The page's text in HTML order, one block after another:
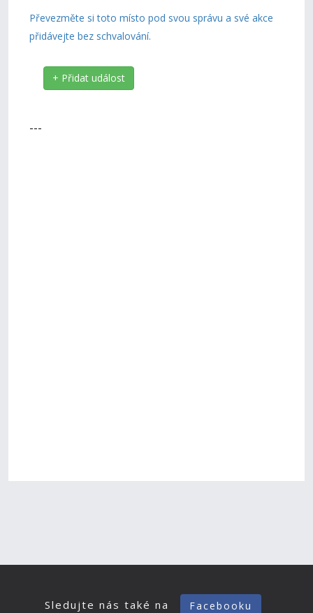
Převezměte si toto místo pod svou správu a své akce
přidávejte bez schvalování.
+ Přidat událost
---
Sledujte nás také na Facebooku